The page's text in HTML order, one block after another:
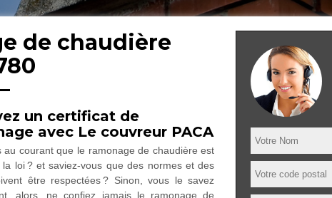
de chaudière
un certificat de
avec Le couvreur PACA
au courant que le ramonage de chaudière est
la loi ? et saviez-vous que des normes et des
être respectées ? Sinon, vous le savez
alors, ne confiez jamais le ramonage de